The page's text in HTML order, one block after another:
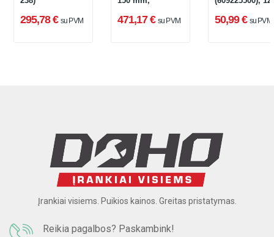
295,78 € su PVM 471,17 € su PVM 50,99 € su PVM
Įrankiai visiems. Puikios kainos. Greitas pristatymas.
Reikia pagalbos? Paskambink!